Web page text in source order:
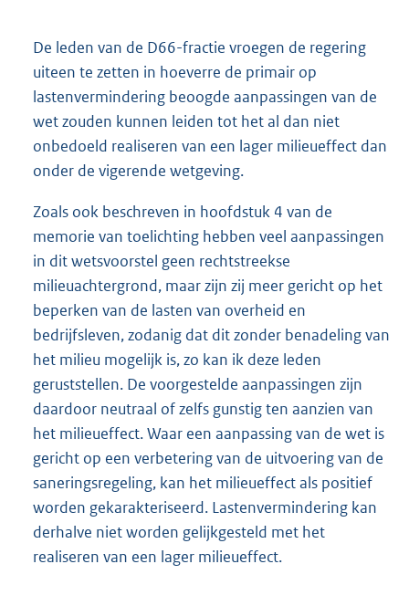
De leden van de D66-fractie vroegen de regering
uiteen te zetten in hoeverre de primair op
lastenvermindering beoogde aanpassingen van de
wet zouden kunnen leiden tot het al dan niet
onbedoeld realiseren van een lager milieueffect dan
onder de vigerende wetgeving.
Zoals ook beschreven in hoofdstuk 4 van de
memorie van toelichting hebben veel aanpassingen
in dit wetsvoorstel geen rechtstreekse
milieuachtergrond, maar zijn zij meer gericht op het
beperken van de lasten van overheid en
bedrijfsleven, zodanig dat dit zonder benadeling van
het milieu mogelijk is, zo kan ik deze leden
geruststellen. De voorgestelde aanpassingen zijn
daardoor neutraal of zelfs gunstig ten aanzien van
het milieueffect. Waar een aanpassing van de wet is
gericht op een verbetering van de uitvoering van de
saneringsregeling, kan het milieueffect als positief
worden gekarakteriseerd. Lastenvermindering kan
derhalve niet worden gelijkgesteld met het
realiseren van een lager milieueffect.